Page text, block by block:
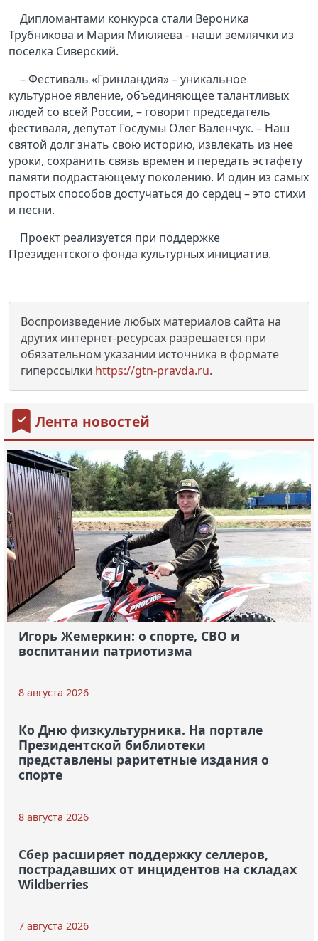
Дипломантами конкурса стали Вероника
Трубникова и Мария Микляева - наши землячки из
поселка Сиверский.
– Фестиваль «Гринландия» – уникальное
культурное явление, объединяющее талантливых
людей со всей России, – говорит председатель
фестиваля, депутат Госдумы Олег Валенчук. – Наш
святой долг знать свою историю, извлекать из нее
уроки, сохранить связь времен и передать эстафету
памяти подрастающему поколению. И один из самых
простых способов достучаться до сердец – это стихи
и песни.
Проект реализуется при поддержке
Президентского фонда культурных инициатив.
Воспроизведение любых материалов сайта на
других интернет-ресурсах разрешается при
обязательном указании источника в формате
гиперссылки https://gtn-pravda.ru.
Лента новостей
Игорь Жемеркин: о спорте, СВО и
воспитании патриотизма
8 августа 2026
Ко Дню физкультурника. На портале
Президентской библиотеки
представлены раритетные издания о
спорте
8 августа 2026
Сбер расширяет поддержку селлеров,
пострадавших от инцидентов на складах
Wildberries
7 августа 2026